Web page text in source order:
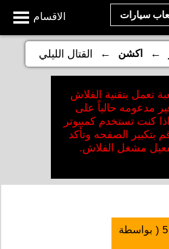
الاقسام سيارات
← اكشن ← القتال الليلي
تعمل بتقنية الفلاش
مدعومه حالياً على
كنت تستخدم كمبيوتر
بتكبير الصفحه وتأكد
مشغل الفلاش.
5 ( بواسطة